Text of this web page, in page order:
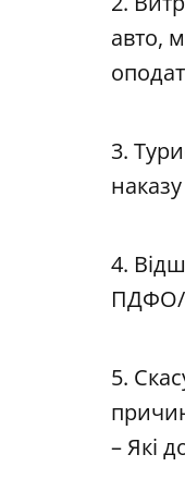
авто,
3.
4.
5.
– Які